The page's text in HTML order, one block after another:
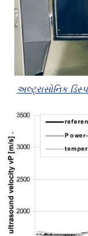
અલ્ટ્રાસોનિક